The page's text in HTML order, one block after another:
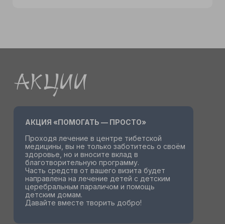
АКЦИЯ «ПОМОГАТЬ — ПРОСТО»
Проходя лечение в центре тибетской
медицины, вы не только заботитесь о своём
здоровье, но и вносите вклад в
благотворительную программу.
Часть средств от вашего визита будет
направлена на лечение детей с детским
церебральным параличом и помощь
детским домам.
Давайте вместе творить добро!
Акции